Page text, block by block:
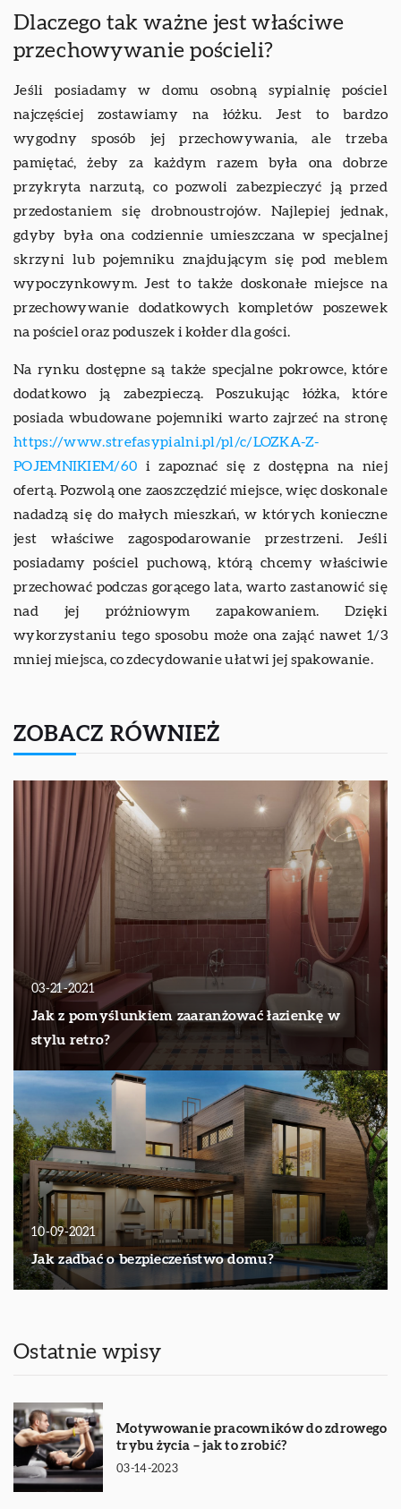
Dlaczego tak ważne jest właściwe
przechowywanie pościeli?
Jeśli posiadamy w domu osobną sypialnię pościel
najczęściej zostawiamy na łóżku. Jest to bardzo
wygodny sposób jej przechowywania, ale trzeba
pamiętać, żeby za każdym razem była ona dobrze
przykryta narzutą, co pozwoli zabezpieczyć ją przed
przedostaniem się drobnoustrojów. Najlepiej jednak,
gdyby była ona codziennie umieszczana w specjalnej
skrzyni lub pojemniku znajdującym się pod meblem
wypoczynkowym. Jest to także doskonałe miejsce na
przechowywanie dodatkowych kompletów poszewek
na pościel oraz poduszek i kołder dla gości.
Na rynku dostępne są także specjalne pokrowce, które
dodatkowo ją zabezpieczą. Poszukując łóżka, które
posiada wbudowane pojemniki warto zajrzeć na stronę
https://www.strefasypialni.pl/pl/c/LOZKA-Z-
POJEMNIKIEM/60 i zapoznać się z dostępna na niej
ofertą. Pozwolą one zaoszczędzić miejsce, więc doskonale
nadadzą się do małych mieszkań, w których konieczne
jest właściwe zagospodarowanie przestrzeni. Jeśli
posiadamy pościel puchową, którą chcemy właściwie
przechować podczas gorącego lata, warto zastanowić się
nad jej próżniowym zapakowaniem. Dzięki
wykorzystaniu tego sposobu może ona zająć nawet 1/3
mniej miejsca, co zdecydowanie ułatwi jej spakowanie.
ZOBACZ RÓWNIEŻ
03-21-2021
Jak z pomyślunkiem zaaranżować łazienkę w
stylu retro?
10-09-2021
Jak zadbać o bezpieczeństwo domu?
Ostatnie wpisy
Motywowanie pracowników do zdrowego
trybu życia – jak to zrobić?
03-14-2023